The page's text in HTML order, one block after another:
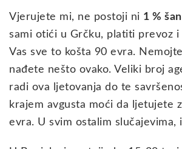
Vjerujete mi, ne postoji ni 1 %
sami otići u Grčku, platiti prevoz i
Vas sve to košta 90 evra.
nađete nešto ovako. Veliki broj
radi ova ljetovanja do te
krajem avgusta moći da ljetujete
evra. U svim ostalim slučajevima,